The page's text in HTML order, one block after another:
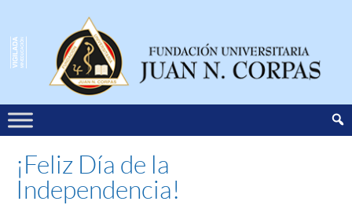
¡Feliz Día de la
Independencia!